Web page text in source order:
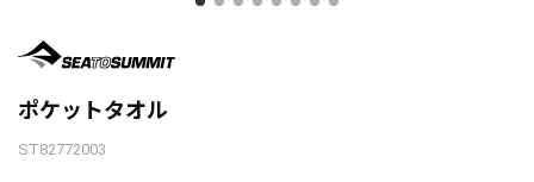
ポケットタオル
ST82772003